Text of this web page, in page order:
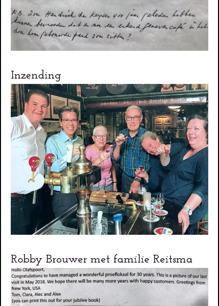
Inzending
Robby Brouwer met familie Reitsma